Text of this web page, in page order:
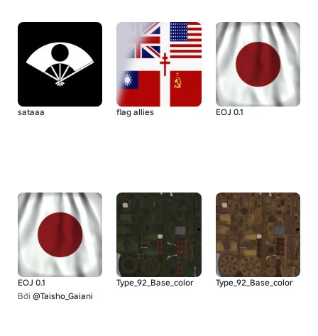
sataaa flag allies EOJ 0.1
EOJ 0.1
Bởi @Taisho_Gaiani
Type_92_Base_color Type_92_Base_color